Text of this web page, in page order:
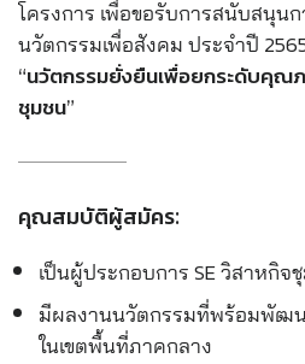
โครงการ เพื่อขอรับการสนับสนุ
นวัตกรรมเพื่อสังคม ประจำปี
“นวัตกรรมยั่งยืนเพื่อยกระดับคุณ
ชุมชน”
คุณสมบัติผู้สมัคร:
เป็นผู้ประกอบการ SE วิสาหกิ
มีผลงานนวัตกรรมที่พร้อมพัฒ
ในเขตพื้นที่ภาคกลาง